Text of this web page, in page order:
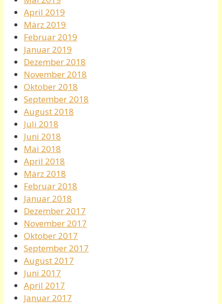
April 2019
März 2019
Februar 2019
Januar 2019
Dezember 2018
November 2018
Oktober 2018
September 2018
August 2018
Juli 2018
Juni 2018
Mai 2018
April 2018
März 2018
Februar 2018
Januar 2018
Dezember 2017
November 2017
Oktober 2017
September 2017
August 2017
Juni 2017
April 2017
Januar 2017